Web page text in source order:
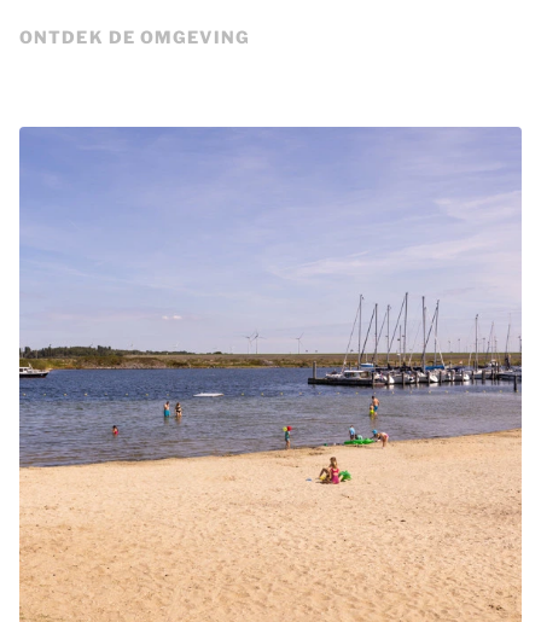
ONTDEK DE OMGEVING